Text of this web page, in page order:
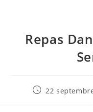
Repas
22